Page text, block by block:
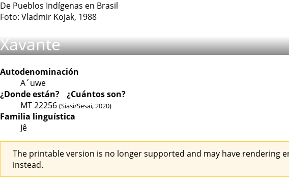
De Pueblos Indígenas en Brasil
Foto: Vladmir Kojak, 1988
Xavante
Autodenominación
A´uwe
¿Donde están?
¿Cuántos son?
MT22256 (Siasi/Sesai, 2020)
Familia linguística
Jê
The printable version is no longer supported and may have rendering
instead.